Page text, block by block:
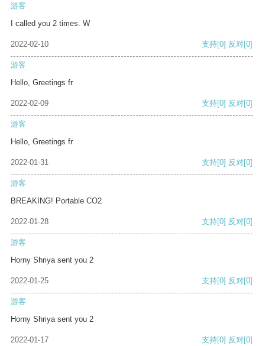
游客
I called you 2 times. W
2022-02-10 支持[0] 反对[0]
游客
Hello, Greetings fr
2022-02-09 支持[0] 反对[0]
游客
Hello, Greetings fr
2022-01-31 支持[0] 反对[0]
游客
BREAKING! Portable CO2
2022-01-28 支持[0] 反对[0]
游客
Horny Shriya sent you 2
2022-01-25 支持[0] 反对[0]
游客
Horny Shriya sent you 2
2022-01-17 支持[0] 反对[0]